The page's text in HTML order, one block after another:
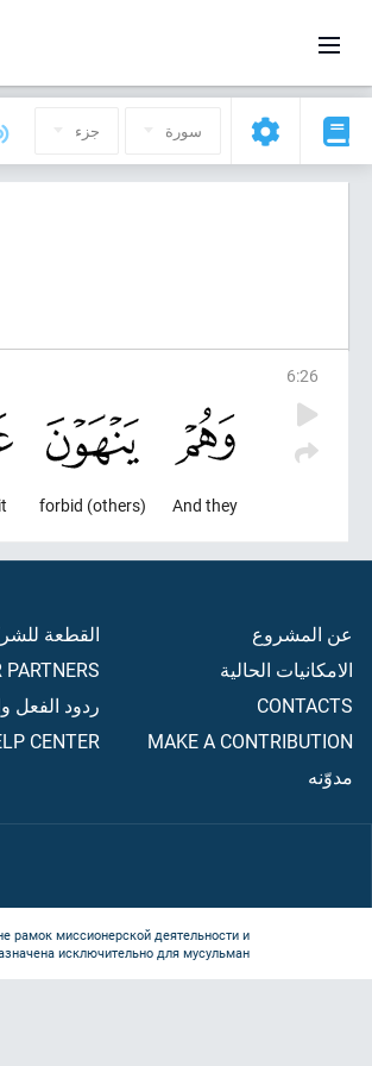
سورة جزء
6:26
And they
forbid (others)
عن المشروع
الامكانيات الحالية
CONTACTS
MAKE A CONTRIBUTION
مدوّنه
القطعة
PARTNERS
ردود الفعل
CENTER
рамок миссионерской деятельности и
исключительно для мусульман!